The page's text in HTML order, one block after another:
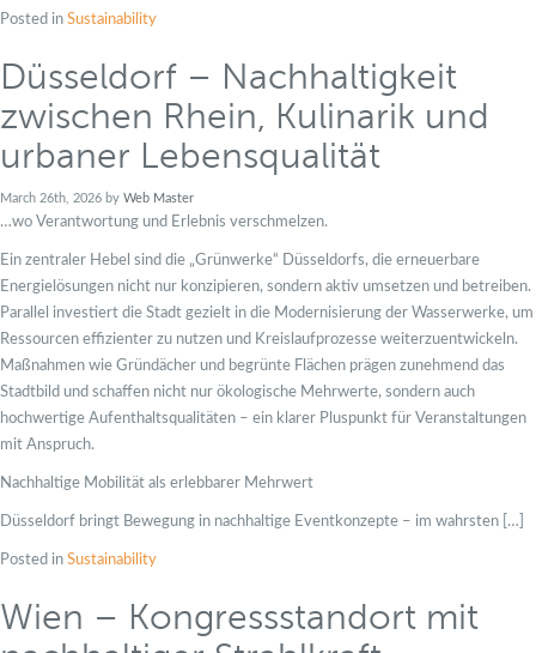
Posted in Sustainability
Düsseldorf – Nachhaltigkeit
zwischen Rhein, Kulinarik und
urbaner Lebensqualität
March 26th, 2026 by Web Master
…wo Verantwortung und Erlebnis verschmelzen.
Ein zentraler Hebel sind die „Grünwerke“ Düsseldorfs, die erneuerbare
Energielösungen nicht nur konzipieren, sondern aktiv umsetzen und betreiben.
Parallel investiert die Stadt gezielt in die Modernisierung der Wasserwerke, um
Ressourcen effizienter zu nutzen und Kreislaufprozesse weiterzuentwickeln.
Maßnahmen wie Gründächer und begrünte Flächen prägen zunehmend das
Stadtbild und schaffen nicht nur ökologische Mehrwerte, sondern auch
hochwertige Aufenthaltsqualitäten – ein klarer Pluspunkt für Veranstaltungen
mit Anspruch.
Nachhaltige Mobilität als erlebbarer Mehrwert
Düsseldorf bringt Bewegung in nachhaltige Eventkonzepte – im wahrsten […]
Posted in Sustainability
Wien – Kongressstandort mit